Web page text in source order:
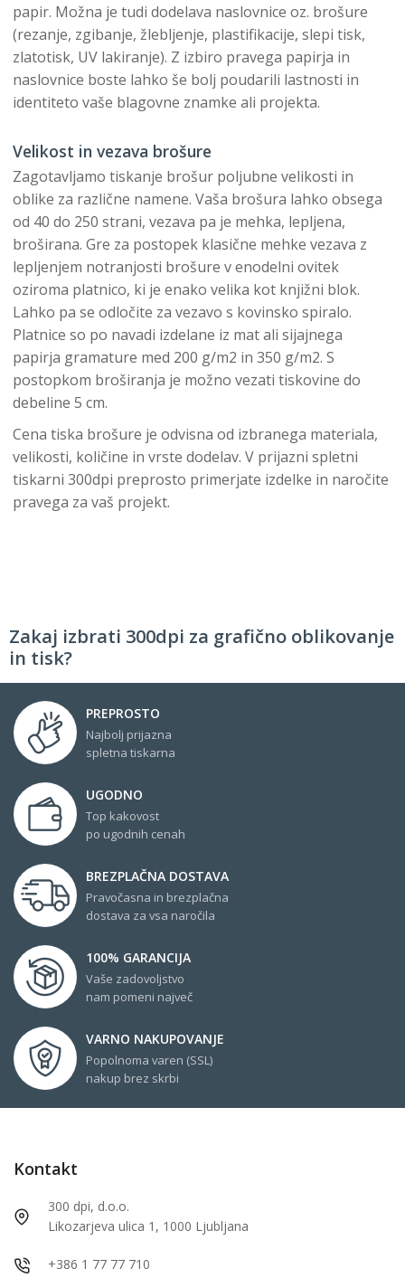
papir. Možna je tudi dodelava naslovnice oz. brošure
(rezanje, zgibanje, žlebljenje, plastifikacije, slepi tisk,
zlatotisk, UV lakiranje). Z izbiro pravega papirja in
naslovnice boste lahko še bolj poudarili lastnosti in
identiteto vaše blagovne znamke ali projekta.
Velikost in vezava brošure
Zagotavljamo tiskanje brošur poljubne velikosti in
oblike za različne namene. Vaša brošura lahko obsega
od 40 do 250 strani, vezava pa je mehka, lepljena,
broširana. Gre za postopek klasične mehke vezava z
lepljenjem notranjosti brošure v enodelni ovitek
oziroma platnico, ki je enako velika kot knjižni blok.
Lahko pa se odločite za vezavo s kovinsko spiralo.
Platnice so po navadi izdelane iz mat ali sijajnega
papirja gramature med 200 g/m2 in 350 g/m2. S
postopkom broširanja je možno vezati tiskovine do
debeline 5 cm.
Cena tiska brošure je odvisna od izbranega materiala,
velikosti, količine in vrste dodelav. V prijazni spletni
tiskarni 300dpi preprosto primerjate izdelke in naročite
pravega za vaš projekt.
Zakaj izbrati 300dpi za grafično oblikovanje
in tisk?
PREPROSTO
Najbolj prijazna
spletna tiskarna
UGODNO
Top kakovost
po ugodnih cenah
BREZPLAČNA DOSTAVA
Pravočasna in brezplačna
dostava za vsa naročila
100% GARANCIJA
Vaše zadovoljstvo
nam pomeni največ
VARNO NAKUPOVANJE
Popolnoma varen (SSL)
nakup brez skrbi
Kontakt
300 dpi, d.o.o.
Likozarjeva ulica 1, 1000 Ljubljana
+386 1 77 77 710